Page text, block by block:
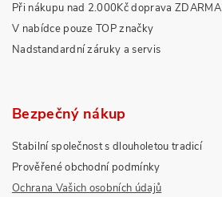
Při nákupu nad 2.000Kč doprava ZDARMA
V nabídce pouze TOP značky
Nadstandardní záruky a servis
Bezpečný nákup
Stabilní společnost s dlouholetou tradicí
Prověřené obchodní podmínky
Ochrana Vašich osobních údajů